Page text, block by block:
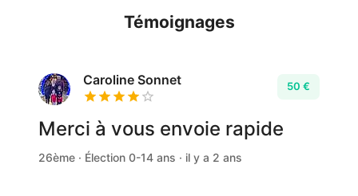
Témoignages
Caroline Sonnet 50 €
Merci à vous envoie rapide
26ème · Élection 0-14 ans · il y a 2 ans